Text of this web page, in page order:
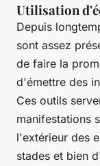
Utilisation
Depuis
sont assez
de faire la
d'émettre des
Ces outils
manifestations
l'extérieur des
stades et bien